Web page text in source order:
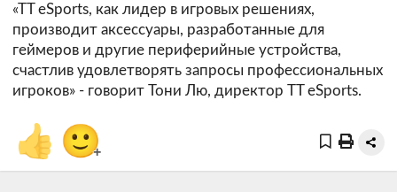
«TT eSports, как лидер в игровых решениях,
производит аксессуары, разработанные для
геймеров и другие периферийные устройства,
счастлив удовлетворять запросы профессиональных
игроков» - говорит Тони Лю, директор TT eSports.
👍 🙂+